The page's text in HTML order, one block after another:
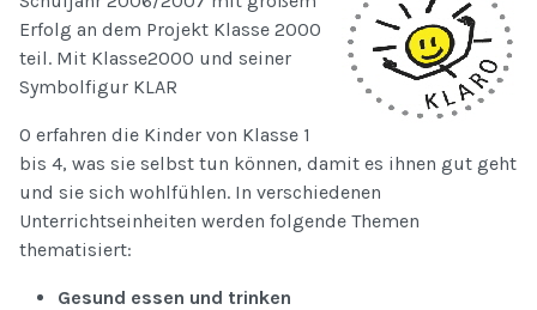
Erfolg an dem Projekt Klasse 2000
teil. Mit Klasse2000 und seiner
Symbolfigur KLAR
O erfahren die Kinder von Klasse 1
bis 4, was sie selbst tun können, damit es ihnen gut geht
und sie sich wohlfühlen. In verschiedenen
Unterrichtseinheiten werden folgende Themen
thematisiert:
Gesund essen und trinken